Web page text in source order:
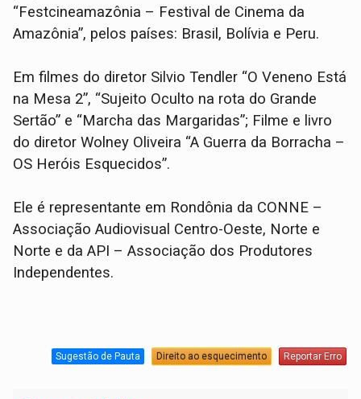
“Festcineamazônia – Festival de Cinema da
Amazônia”, pelos países: Brasil, Bolívia e Peru.
Em filmes do diretor Silvio Tendler “O Veneno Está
na Mesa 2”, “Sujeito Oculto na rota do Grande
Sertão” e “Marcha das Margaridas”; Filme e livro
do diretor Wolney Oliveira “A Guerra da Borracha –
OS Heróis Esquecidos”.
Ele é representante em Rondônia da CONNE –
Associação Audiovisual Centro-Oeste, Norte e
Norte e da API – Associação dos Produtores
Independentes.
Sugestão de Pauta Direito ao esquecimento Reportar Erro